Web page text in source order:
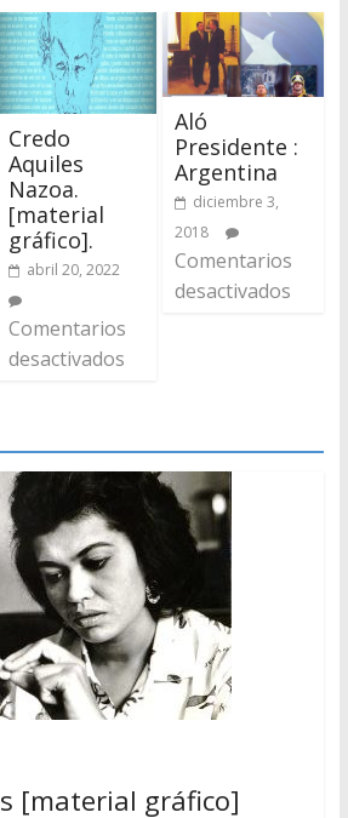
Credo
Aquiles
Nazoa.
[material
gráfico].
abril 20, 2022
Comentarios
desactivados
Aló
Presidente :
Argentina
diciembre 3,
2018
Comentarios
desactivados
[material gráfico]